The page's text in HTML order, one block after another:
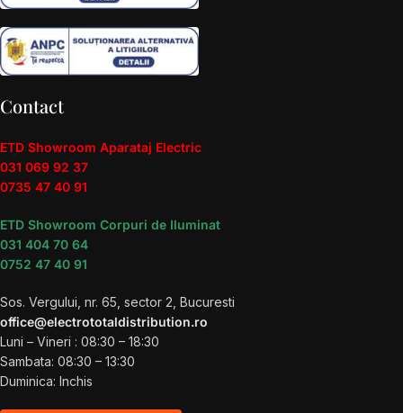
Contact
ETD Showroom Aparataj Electric
031 069 92 37
0735 47 40 91
ETD Showroom Corpuri de Iluminat
031 404 70 64
0752 47 40 91
Sos. Vergului, nr. 65, sector 2, Bucuresti
office@electrototaldistribution.ro
Luni – Vineri : 08:30 – 18:30
Sambata: 08:30 – 13:30
Duminica: Inchis